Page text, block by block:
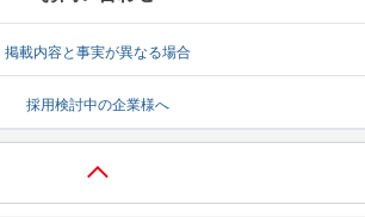
掲載内容と事実が異なる場合
採用検討中の企業様へ